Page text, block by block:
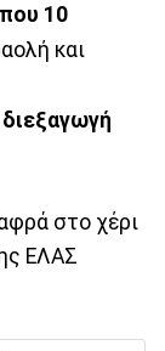
10
και
διεξαγωγή
στο χέρι
ΕΛΑΣ